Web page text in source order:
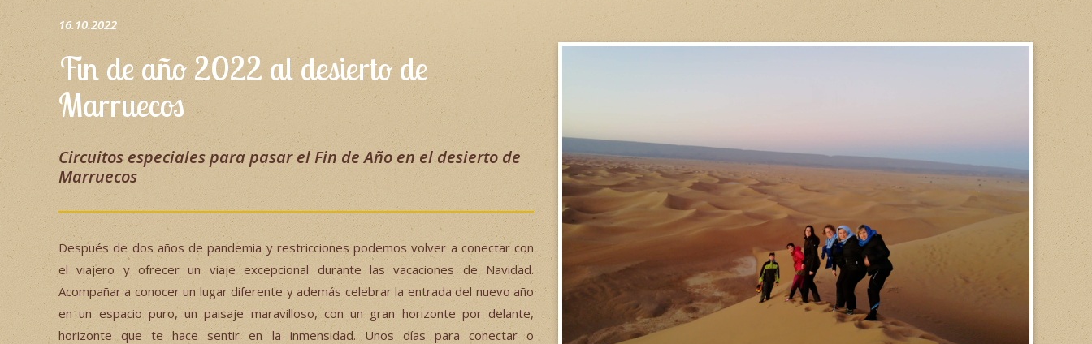
16.10.2022
Fin de año 2022 al desierto de
Marruecos
Circuitos especiales para pasar el Fin de Año en el desierto de
Marruecos
Después de dos años de pandemia y restricciones podemos volver a conectar con
el viajero y ofrecer un viaje excepcional durante las vacaciones de Navidad.
Acompañar a conocer un lugar diferente y además celebrar la entrada del nuevo año
en un espacio puro, un paisaje maravilloso, con un gran horizonte por delante,
horizonte que te hace sentir en la inmensidad. Unos días para conectar o